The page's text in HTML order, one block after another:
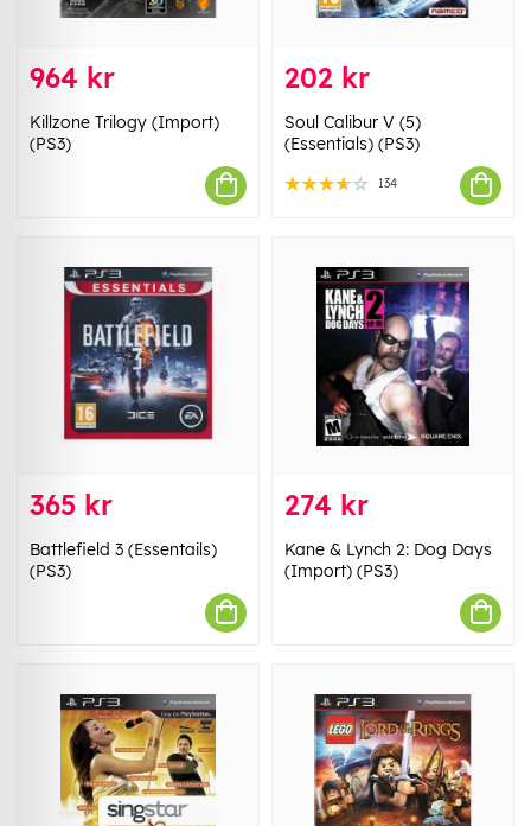
964 kr
Killzone Trilogy (Import)
(PS3)
202 kr
Soul Calibur V (5)
(Essentials) (PS3)
134
365 kr
Battlefield 3 (Essentails)
(PS3)
274 kr
Kane & Lynch 2: Dog Days
(Import) (PS3)